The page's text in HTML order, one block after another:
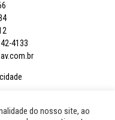
4133
do nosso site, ao